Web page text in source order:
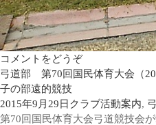
コメントをどうぞ
弓道部 第70回国民体育大会（
子の部遠的競技
2015年9月29日 クラブ活動案内,
第70回国民体育大会弓道競技会